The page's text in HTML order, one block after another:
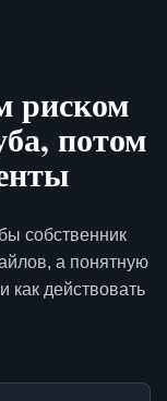
риском
потом
собственник
а понятную
как действовать